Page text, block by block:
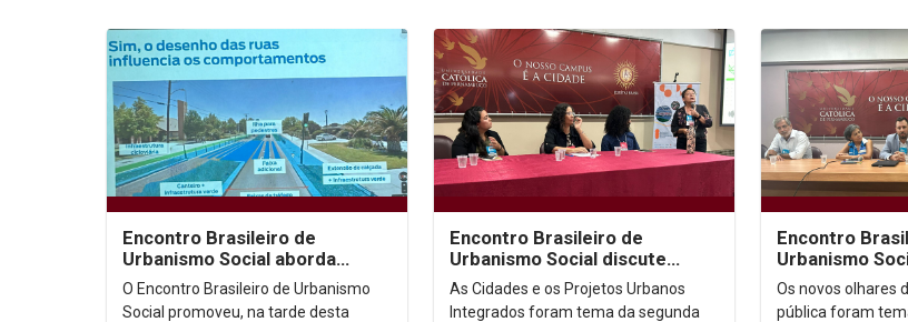
Encontro Brasileiro de
Urbanismo Social aborda
Justiça Climática e Meio
Ambiente
O Encontro Brasileiro de Urbanismo
Social promoveu, na tarde desta
Encontro Brasileiro de
Urbanismo Social discute
projetos urbanos integrados
As Cidades e os Projetos Urbanos
Integrados foram tema da segunda
Encontro
Urbanismo
novos olhares
Pública
Os novos olhares
pública foram